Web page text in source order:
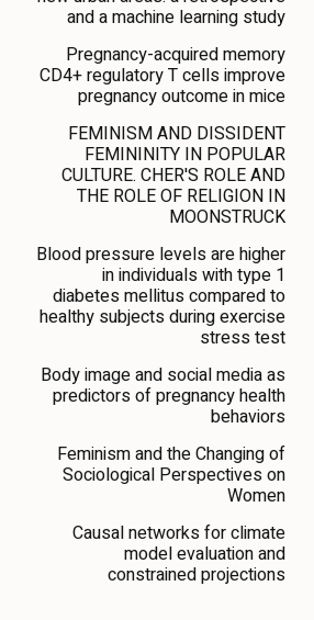
and a machine learning study
Pregnancy-acquired memory
CD4+ regulatory T cells improve
pregnancy outcome in mice
FEMINISM AND DISSIDENT
FEMININITY IN POPULAR
CULTURE. CHER'S ROLE AND
THE ROLE OF RELIGION IN
MOONSTRUCK
Blood pressure levels are higher
in individuals with type 1
diabetes mellitus compared to
healthy subjects during exercise
stress test
Body image and social media as
predictors of pregnancy health
behaviors
Feminism and the Changing of
Sociological Perspectives on
Women
Causal networks for climate
model evaluation and
constrained projections